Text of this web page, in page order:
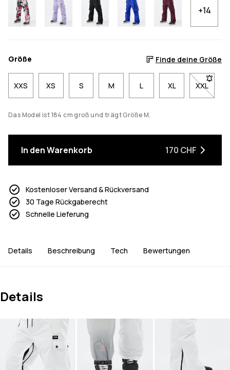
+14
Größe Finde deine Größe
XXS XS S M L XL XXL- Größe
Das Model ist 184 cm groß und trägt Größe M.
In den Warenkorb 170 CHF
Kostenloser Versand & Rückversand
30 Tage Rückgaberecht
Schnelle Lieferung
Details Beschreibung Tech Bewertungen
Details